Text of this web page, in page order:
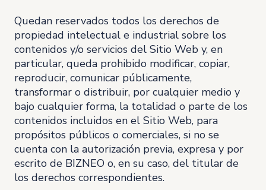
Quedan reservados todos los derechos de
propiedad intelectual e industrial sobre los
contenidos y/o servicios del Sitio Web y, en
particular, queda prohibido modificar, copiar,
reproducir, comunicar públicamente,
transformar o distribuir, por cualquier medio y
bajo cualquier forma, la totalidad o parte de los
contenidos incluidos en el Sitio Web, para
propósitos públicos o comerciales, si no se
cuenta con la autorización previa, expresa y por
escrito de BIZNEO o, en su caso, del titular de
los derechos correspondientes.